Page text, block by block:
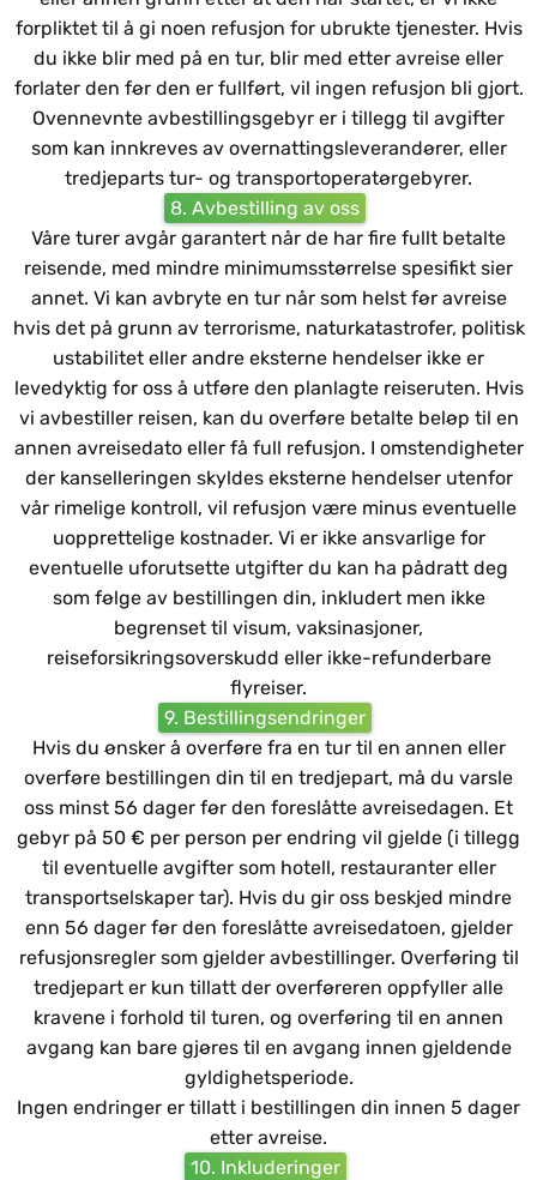
forpliktet til å gi noen refusjon for ubrukte tjenester. Hvis
du ikke blir med på en tur, blir med etter avreise eller
forlater den før den er fullført, vil ingen refusjon bli gjort.
Ovennevnte avbestillingsgebyr er i tillegg til avgifter
som kan innkreves av overnattingsleverandører, eller
tredjeparts tur- og transportoperatørgebyrer.
8. Avbestilling av oss
Våre turer avgår garantert når de har fire fullt betalte
reisende, med mindre minimumsstørrelse spesifikt sier
annet. Vi kan avbryte en tur når som helst før avreise
hvis det på grunn av terrorisme, naturkatastrofer, politisk
ustabilitet eller andre eksterne hendelser ikke er
levedyktig for oss å utføre den planlagte reiseruten. Hvis
vi avbestiller reisen, kan du overføre betalte beløp til en
annen avreisedato eller få full refusjon. I omstendigheter
der kanselleringen skyldes eksterne hendelser utenfor
vår rimelige kontroll, vil refusjon være minus eventuelle
uopprettelige kostnader. Vi er ikke ansvarlige for
eventuelle uforutsette utgifter du kan ha pådratt deg
som følge av bestillingen din, inkludert men ikke
begrenset til visum, vaksinasjoner,
reiseforsikringsoverskudd eller ikke-refunderbare
flyreiser.
9. Bestillingsendringer
Hvis du ønsker å overføre fra en tur til en annen eller
overføre bestillingen din til en tredjepart, må du varsle
oss minst 56 dager før den foreslåtte avreisedagen. Et
gebyr på 50 € per person per endring vil gjelde (i tillegg
til eventuelle avgifter som hotell, restauranter eller
transportselskaper tar). Hvis du gir oss beskjed mindre
enn 56 dager før den foreslåtte avreisedatoen, gjelder
refusjonsregler som gjelder avbestillinger. Overføring til
tredjepart er kun tillatt der overføreren oppfyller alle
kravene i forhold til turen, og overføring til en annen
avgang kan bare gjøres til en avgang innen gjeldende
gyldighetsperiode.
Ingen endringer er tillatt i bestillingen din innen 5 dager
etter avreise.
10. Inkluderinger